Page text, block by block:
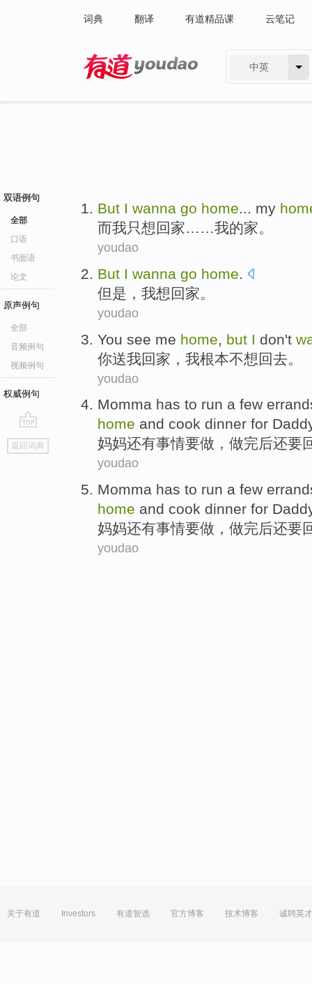
词典 翻译 有道精品课 云笔记
中英
双语例句
全部
口语
书面语
论文
原声例句
全部
音频例句
视频例句
权威例句
go
top
返回词典
But I wanna go home... my
而我只想 回家……我的家。
youdao
But I wanna go home.
但是， 我想 回家。
youdao
You see me home but I don't
你送我回家 ， 我根本不想 回去 。
youdao
Momma has to run a few
home and cook dinner for
妈妈还有事情要做，做完后还要
youdao
Momma has to run a few
home and cook dinner for
妈妈还有事情要做，做完后还要
youdao
关于有道 Investors 有道智选 官方博客 技术博客 诚聘英才